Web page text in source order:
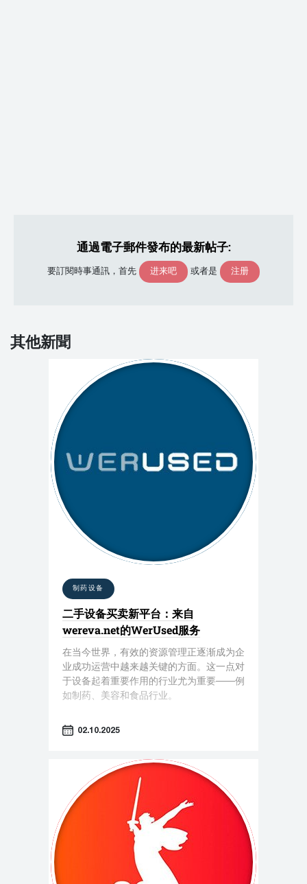
通過電子郵件發布的最新帖子:
要訂閱時事通訊，首先 进来吧 或者是 注册
其他新聞
制药设备
二手设备买卖新平台：来自
wereva.net的WerUsed服务
在当今世界，有效的资源管理正逐渐成为企
业成功运营中越来越关键的方面。这一点对
于设备起着重要作用的行业尤为重要——例
如制药、美容和食品行业。
02.10.2025